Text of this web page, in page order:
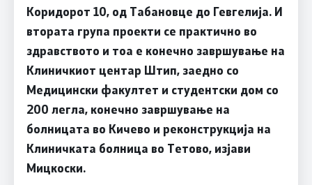
Коридорот 10, од Табановце до Гевгелија. И
втората група проекти се практично во
здравството и тоа е конечно завршување на
Клиничкиот центар Штип, заедно со
Медицински факултет и студентски дом со
200 легла, конечно завршување на
болницата во Кичево и реконструкција на
Клиничката болница во Тетово, изјави
Мицкоски.